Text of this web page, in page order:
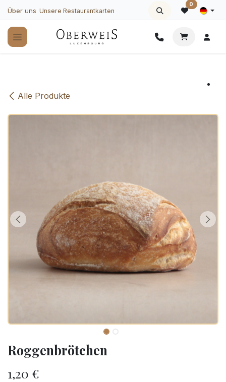
Zum Inhalt springen
Über uns Unsere Restaurantkarten
0
Alle Produkte
Roggenbrötchen
1,20 €